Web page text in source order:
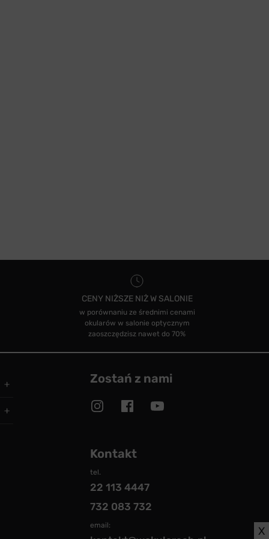
CENY NIŻSZE NIŻ W SALONIE
w porównaniu ze średnimi cenami
okularów w salonie optycznym
zaoszczędzisz nawet do 70%
Zostań z nami
Kontakt
tel.
22 113 4447
732 083 732
email: X